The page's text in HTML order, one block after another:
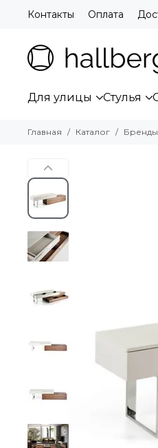
Контакты Оплата
Для улицы Стулья
Главная Каталог Бренды